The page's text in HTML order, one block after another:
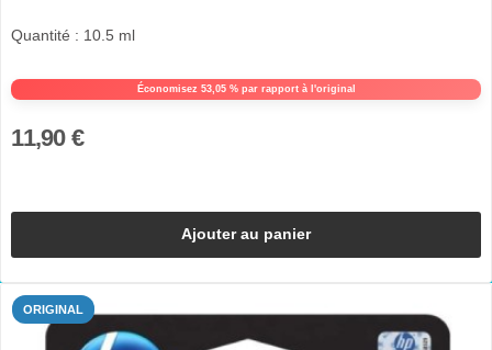
Économisez 53,05 % par rapport à l'original
Quantité : 10.5 ml
11,90 €
Ajouter au panier
ORIGINAL